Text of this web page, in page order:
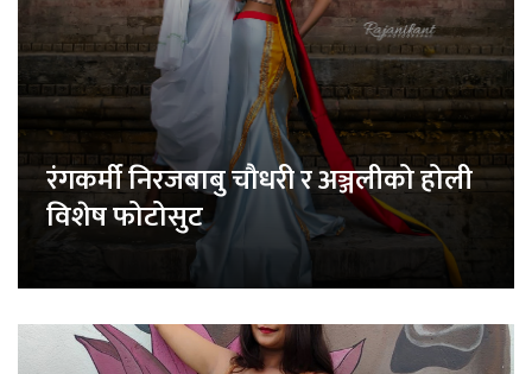
रंगकर्मी निरजबाबु चौधरी र अञ्जलीको होली
विशेष फोटोसुट